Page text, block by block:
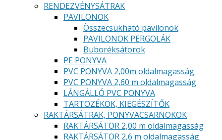
RENDEZVÉNYSÁTRAK
PAVILONOK
Összecsukható pavilonok
PAVILONOK PERGOLÁK
Buboréksátorok
PE PONYVA
PVC PONYVA 2,00m oldalmagasság
PVC PONYVA 2,60 m oldalmagasság
LÁNGÁLLÓ PVC PONYVA
TARTOZÉKOK, KIEGÉSZÍTŐK
RAKTÁRSÁTRAK, PONYVACSARNOKOK
RAKTÁRSÁTOR 2,00 m oldalmagasság
RAKTÁRSÁTOR 2,6 m oldalmagasság